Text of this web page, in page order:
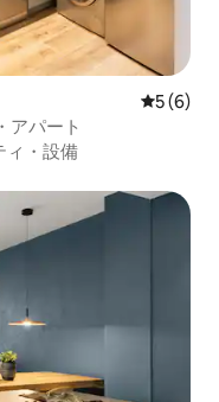
レビュー
5 (6)
アパート
ィ・設備